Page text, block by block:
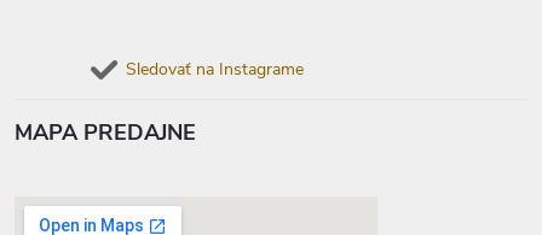
Sledovať na Instagrame
MAPA PREDAJNE